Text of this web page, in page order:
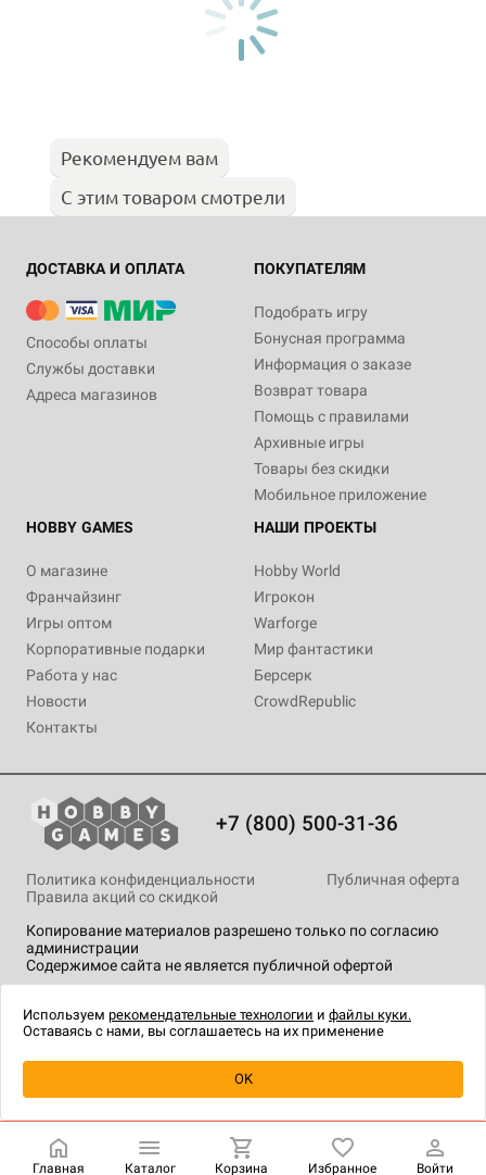
Уведомить о наличии
Рекомендуем вам
С этим товаром смотрели
ДОСТАВКА И ОПЛАТА
Способы оплаты
Службы доставки
Адреса магазинов
ПОКУПАТЕЛЯМ
Подобрать игру
Бонусная программа
Информация о заказе
Возврат товара
Помощь с правилами
Архивные игры
Товары без скидки
Мобильное приложение
HOBBY GAMES
О магазине
Франчайзинг
Игры оптом
Корпоративные подарки
Работа у нас
Новости
Контакты
НАШИ ПРОЕКТЫ
Hobby World
Игрокон
Warforge
Мир фантастики
Берсерк
CrowdRepublic
+7 (800) 500-31-36
Копирование материалов разрешено только по согласию
администрации
Содержимое сайта не является публичной офертой
Политика конфиденциальности
Публичная оферта
Правила акций со скидкой
технологии.
Главная Каталог Корзина Избранное Войти
Используем рекомендательные технологии и файлы куки.
Оставаясь с нами, вы соглашаетесь на их применение
OK